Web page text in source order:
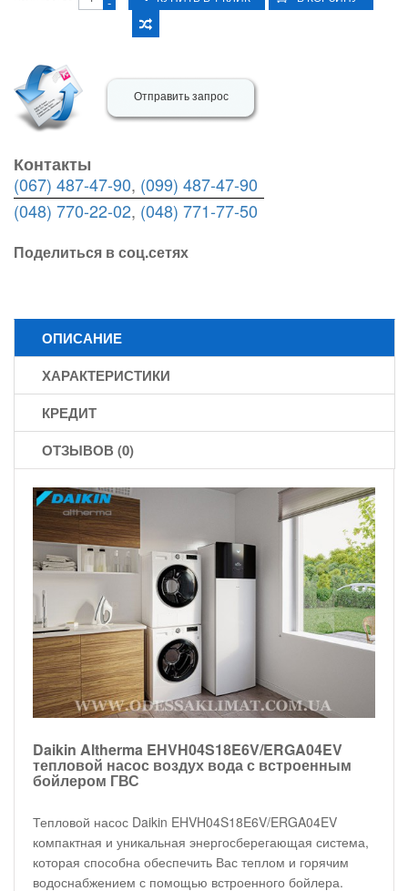
Отправить запрос
Контакты
(067) 487-47-90, (099) 487-47-90
(048) 770-22-02, (048) 771-77-50
Поделиться в соц.сетях
ОПИСАНИЕ
ХАРАКТЕРИСТИКИ
КРЕДИТ
ОТЗЫВОВ (0)
Daikin Altherma EHVH04S18E6V/ERGA04EV
тепловой насос воздух вода с встроенным
бойлером ГВС
Тепловой насос Daikin EHVH04S18E6V/ERGA04EV
компактная и уникальная энергосберегающая система,
которая способна обеспечить Вас теплом и горячим
водоснабжением с помощью встроенного бойлера.